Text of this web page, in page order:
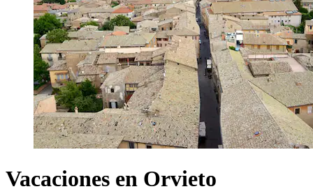
Vacaciones en Orvieto